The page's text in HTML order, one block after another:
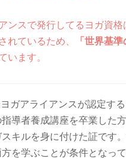
ンスで発行してるヨガ資
れているため、
「世界基準
います。
ガアライアンスが認定す
導者養成講座を卒業した
キルを身に付けた証です
を学ぶことが条件となっ